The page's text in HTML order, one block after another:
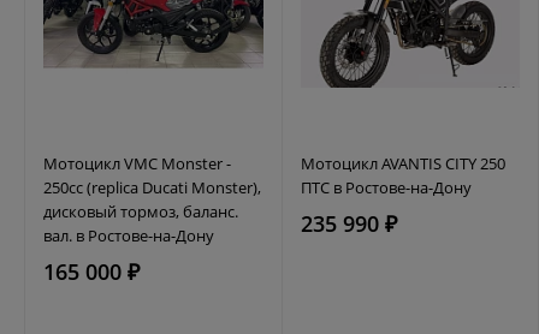
Мотоцикл VMC Monster -
250сс (replica Ducati Monster),
дисковый тормоз, баланс.
вал. в Ростове-на-Дону
165 000 ₽
Мотоцикл AVANTIS CITY 250
ПТС в Ростове-на-Дону
235 990 ₽